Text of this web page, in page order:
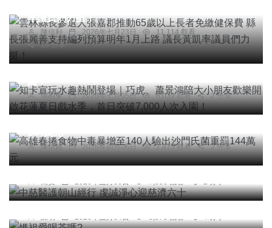
率議員們力挺！
陳信利 2026年七月23日
11,114 觀看
16 分享
綜合新聞
知卡宣玩水趣熱鬧登場｜巧虎、蕭景鴻陪大小朋友
歡樂開啟花蓮夏日戲水季，首日突破7,000人次入
張柏東 2026年七月05日 6,039 觀看 2 分享
綜合新聞
高雄春捲食物中毒暴增至140人驗出沙門氏菌重罰
陳信銘 2026年四月06日 7,875 觀看 2 分享
宗教 健康 文教
中慈醫護朝山經行 虔誠淨心迎慈濟六十
簡安 2026年五月06日 7,850 觀看 2 分享
專欄
媽祖愛喝茶嗎?
陳明 2026年五月04日 8,573 觀看 4 分享